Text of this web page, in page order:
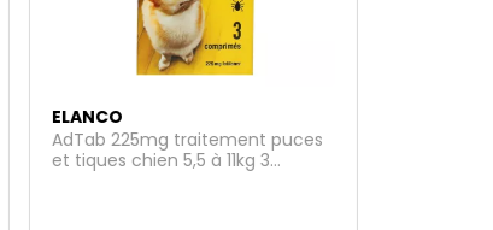
NOUVEAU
ELANCO
Advanpro Combo puces tiques
pour chats furets 6 pipettes